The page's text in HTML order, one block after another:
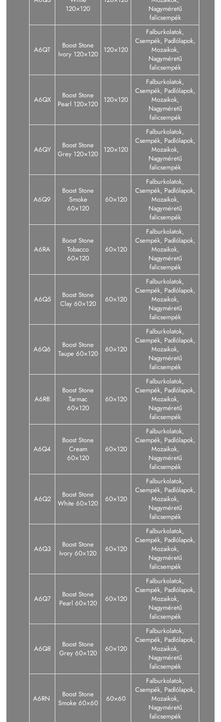
120×120
Nagyméretű
falicsempék
A6QT
Boost Stone
Ivory 120×120
120×120
Falburkolatok,
Csempék, Padlólapok,
Mozaikok,
Nagyméretű
falicsempék
A6QX
Boost Stone
Pearl 120×120
120×120
Falburkolatok,
Csempék, Padlólapok,
Mozaikok,
Nagyméretű
falicsempék
A6QY
Boost Stone
Grey 120×120
120×120
Falburkolatok,
Csempék, Padlólapok,
Mozaikok,
Nagyméretű
falicsempék
A6Q9
Boost Stone
Smoke
60×120
60×120
Falburkolatok,
Csempék, Padlólapok,
Mozaikok,
Nagyméretű
falicsempék
A6RA
Boost Stone
Tobacco
60×120
60×120
Falburkolatok,
Csempék, Padlólapok,
Mozaikok,
Nagyméretű
falicsempék
A6Q5
Boost Stone
Clay 60×120
60×120
Falburkolatok,
Csempék, Padlólapok,
Mozaikok,
Nagyméretű
falicsempék
A6Q6
Boost Stone
Taupe 60×120
60×120
Falburkolatok,
Csempék, Padlólapok,
Mozaikok,
Nagyméretű
falicsempék
A6RB
Boost Stone
Tarmac
60×120
60×120
Falburkolatok,
Csempék, Padlólapok,
Mozaikok,
Nagyméretű
falicsempék
A6Q4
Boost Stone
Cream
60×120
60×120
Falburkolatok,
Csempék, Padlólapok,
Mozaikok,
Nagyméretű
falicsempék
A6Q2
Boost Stone
White 60×120
60×120
Falburkolatok,
Csempék, Padlólapok,
Mozaikok,
Nagyméretű
falicsempék
A6Q3
Boost Stone
Ivory 60×120
60×120
Falburkolatok,
Csempék, Padlólapok,
Mozaikok,
Nagyméretű
falicsempék
A6Q7
Boost Stone
Pearl 60×120
60×120
Falburkolatok,
Csempék, Padlólapok,
Mozaikok,
Nagyméretű
falicsempék
A6Q8
Boost Stone
Grey 60×120
60×120
Falburkolatok,
Csempék, Padlólapok,
Mozaikok,
Nagyméretű
falicsempék
A6RN
Boost Stone
Smoke 60×60
60×60
Falburkolatok,
Csempék, Padlólapok,
Mozaikok,
Nagyméretű
falicsempék